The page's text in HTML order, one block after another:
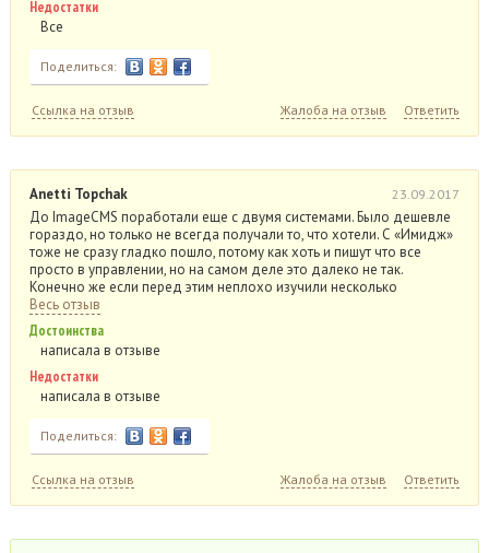
Недостатки
Все
Поделиться:
Ссылка на отзыв Жалоба на отзыв Ответить
Anetti Topchak 23.09.2017
До ImageCMS поработали еще с двумя системами. Было дешевле
гораздо, но только не всегда получали то, что хотели. С «Имидж»
тоже не сразу гладко пошло, потому как хоть и пишут что все
просто в управлении, но на самом деле это далеко не так.
Конечно же если перед этим неплохо изучили несколько
Весь отзыв
Достоинства
написала в отзыве
Недостатки
написала в отзыве
Поделиться:
Ссылка на отзыв Жалоба на отзыв Ответить